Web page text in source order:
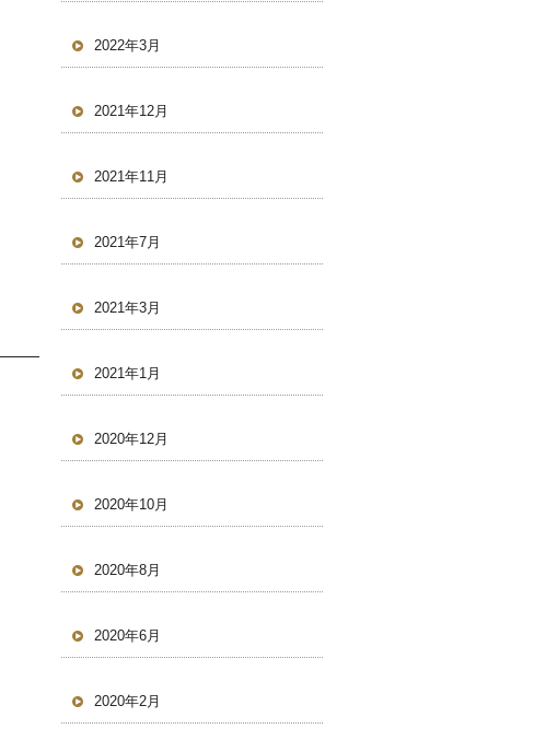
2022年3月
2021年12月
2021年11月
2021年7月
2021年3月
2021年1月
2020年12月
2020年10月
2020年8月
2020年6月
2020年2月